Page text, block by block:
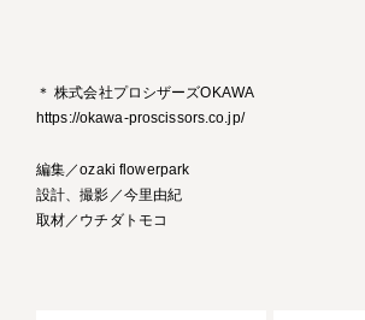
＊ 株式会社プロシザーズOKAWA
https://okawa-proscissors.co.jp/
編集／ozaki flowerpark
設計、撮影／今里由紀
取材／ウチダトモコ